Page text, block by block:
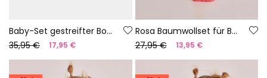
Baby-Set gestreifter Body und Jeans-Latzhose
35,95 €
17,95 €
Rosa Baumwollset für Babys
27,95 €
13,95 €